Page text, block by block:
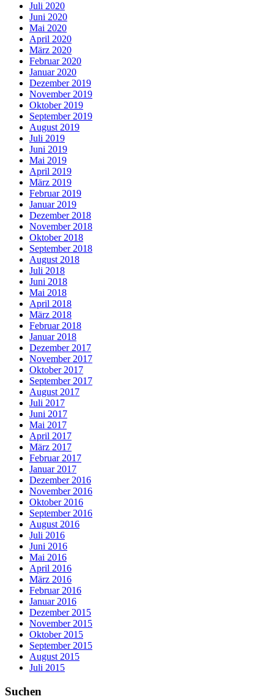
Juli 2020
Juni 2020
Mai 2020
April 2020
März 2020
Februar 2020
Januar 2020
Dezember 2019
November 2019
Oktober 2019
September 2019
August 2019
Juli 2019
Juni 2019
Mai 2019
April 2019
März 2019
Februar 2019
Januar 2019
Dezember 2018
November 2018
Oktober 2018
September 2018
August 2018
Juli 2018
Juni 2018
Mai 2018
April 2018
März 2018
Februar 2018
Januar 2018
Dezember 2017
November 2017
Oktober 2017
September 2017
August 2017
Juli 2017
Juni 2017
Mai 2017
April 2017
März 2017
Februar 2017
Januar 2017
Dezember 2016
November 2016
Oktober 2016
September 2016
August 2016
Juli 2016
Juni 2016
Mai 2016
April 2016
März 2016
Februar 2016
Januar 2016
Dezember 2015
November 2015
Oktober 2015
September 2015
August 2015
Juli 2015
Suchen